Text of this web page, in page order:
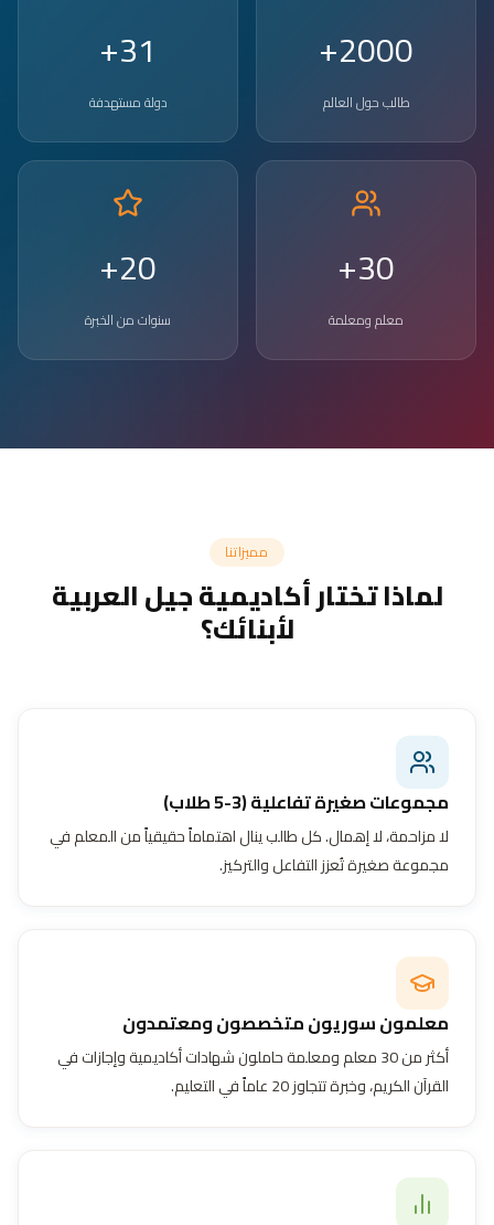
2000+
طالب حول العالم
31+
دولة مستهدفة
30+
معلم ومعلمة
20+
سنوات من الخبرة
مميزاتنا
لماذا تختار أكاديمية جيل العربية
لأبنائك؟
مجموعات صغيرة تفاعلية (3-5 طلاب)
لا مزاحمة، لا إهمال. كل طالب ينال اهتماماً حقيقياً من المعلم في
مجموعة صغيرة تُعزز التفاعل والتركيز.
معلمون سوريون متخصصون ومعتمدون
أكثر من 30 معلم ومعلمة حاملون شهادات أكاديمية وإجازات في
القرآن الكريم، وخبرة تتجاوز 20 عاماً في التعليم.